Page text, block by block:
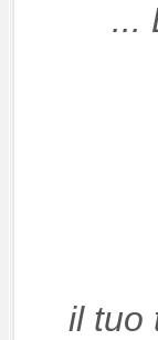
...
il tuo